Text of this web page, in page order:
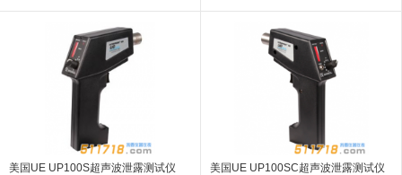
美国UE UP100S超声波泄露测试仪 美国UE UP100SC超声波泄露测试仪